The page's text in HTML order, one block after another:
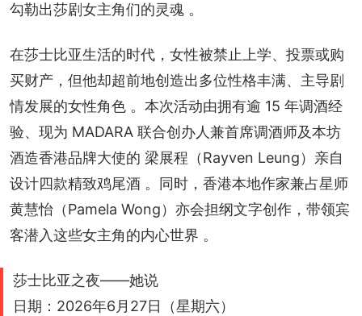
勾勒出莎剧女主角们的灵魂 。
在莎士比亚生活的时代，女性被禁止上学、投票或购
买财产，但他却超前地创造出多位性格丰满、主导剧
情发展的女性角色 。本次活动由拥有逾 15 年调酒经
验、现为 MADARA 联合创办人兼首席调酒师及本坊
酒造香港品牌大使的 梁展程（Rayven Leung）亲自
设计四款精致鸡尾酒 。同时，香港本地作家兼占星师
黄慧怡（Pamela Wong）亦会担纲文字创作，带领宾
客潜入这些女主角的内心世界 。
莎士比亚之夜——她说
日期：2026年6月27日（星期六）